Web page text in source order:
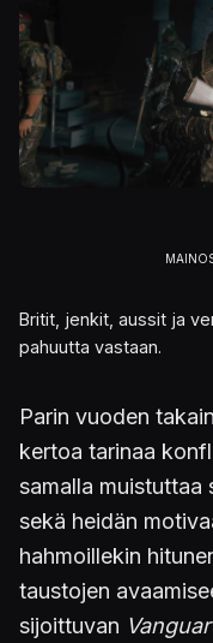
Britit, jenkit, aussit ja
pahuutta vastaan.
Parin vuoden
kertoa tarinaa
samalla muistuttaa
sekä heidän
hahmoillekin
taustojen
sijoittuvan